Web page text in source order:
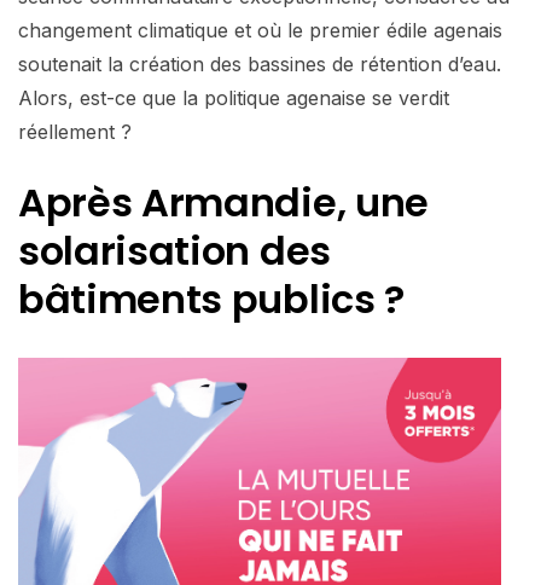
changement climatique et où le premier édile agenais
soutenait la création des bassines de rétention d’eau.
Alors, est-ce que la politique agenaise se verdit
réellement ?
Après Armandie, une
solarisation des
bâtiments publics ?